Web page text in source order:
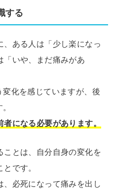
する
ある人は「少し楽になっ
「いや、まだ痛みがあ
化を感じていますが、後
になる必要があります。
ことは、自分自身の変化を
です。
必死になって痛みを出し